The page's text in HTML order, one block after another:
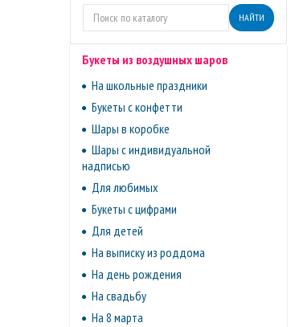
НАЙТИ
Букеты из воздушных шаров
На школьные праздники
Букеты с конфетти
Шары в коробке
Шары с индивидуальной
надписью
Для любимых
Букеты с цифрами
Для детей
На выписку из роддома
На день рождения
На свадьбу
На 8 марта